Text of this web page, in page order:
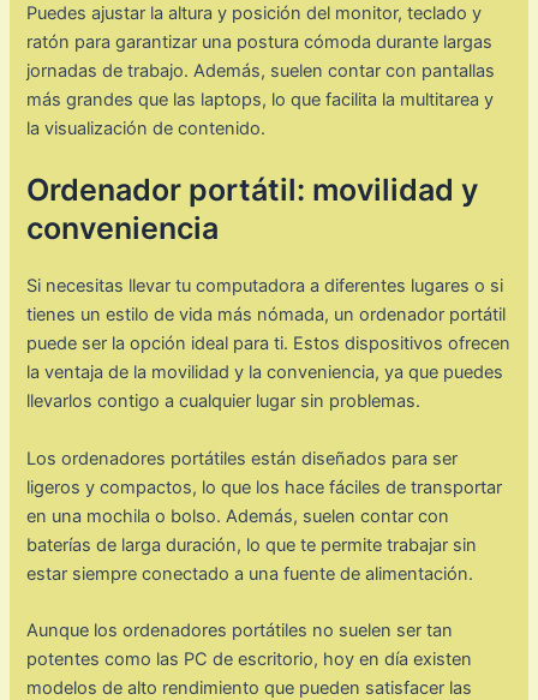
Puedes ajustar la altura y posición del monitor, teclado y
ratón para garantizar una postura cómoda durante largas
jornadas de trabajo. Además, suelen contar con pantallas
más grandes que las laptops, lo que facilita la multitarea y
la visualización de contenido.
Ordenador portátil: movilidad y
conveniencia
Si necesitas llevar tu computadora a diferentes lugares o si
tienes un estilo de vida más nómada, un ordenador portátil
puede ser la opción ideal para ti. Estos dispositivos ofrecen
la ventaja de la movilidad y la conveniencia, ya que puedes
llevarlos contigo a cualquier lugar sin problemas.
Los ordenadores portátiles están diseñados para ser
ligeros y compactos, lo que los hace fáciles de transportar
en una mochila o bolso. Además, suelen contar con
baterías de larga duración, lo que te permite trabajar sin
estar siempre conectado a una fuente de alimentación.
Aunque los ordenadores portátiles no suelen ser tan
potentes como las PC de escritorio, hoy en día existen
modelos de alto rendimiento que pueden satisfacer las